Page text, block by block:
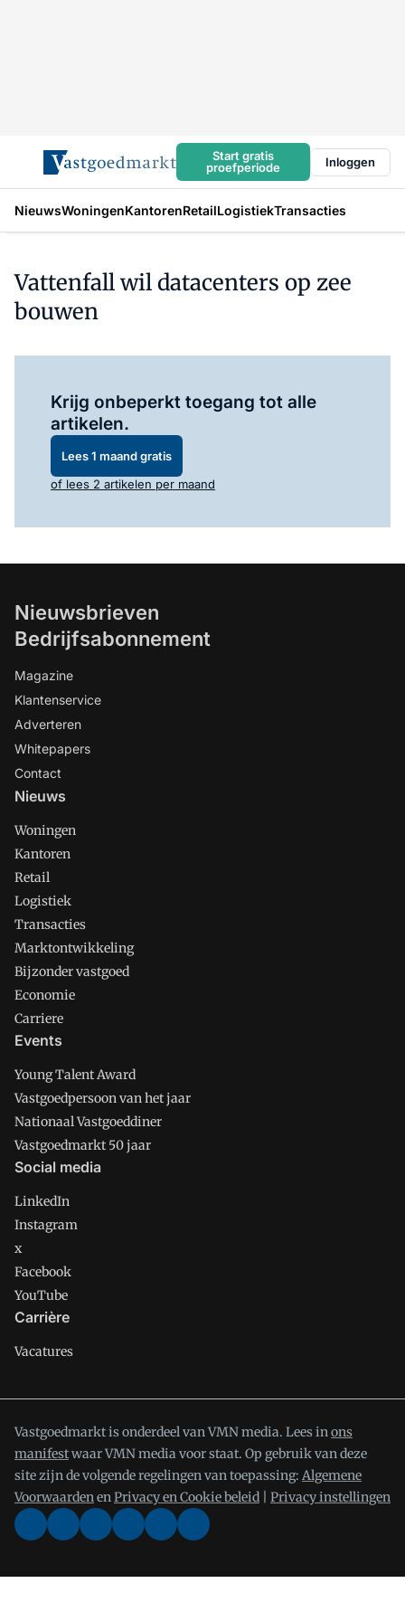
Start gratis
proefperiode
Inloggen
NieuwsWoningenKantorenRetailLogistiekTransacties
Vattenfall wil datacenters op zee
bouwen
Krijg onbeperkt toegang tot alle
artikelen.
Lees 1 maand gratis
of lees 2 artikelen per maand
Nieuwsbrieven
Bedrijfsabonnement
Magazine
Klantenservice
Adverteren
Whitepapers
Contact
Nieuws
Woningen
Kantoren
Retail
Logistiek
Transacties
Marktontwikkeling
Bijzonder vastgoed
Economie
Carriere
Events
Young Talent Award
Vastgoedpersoon van het jaar
Nationaal Vastgoeddiner
Vastgoedmarkt 50 jaar
Social media
LinkedIn
Instagram
x
Facebook
YouTube
Carrière
Vacatures
Vastgoedmarkt is onderdeel van VMN media. Lees inons
manifestwaar VMN media voor staat. Op gebruik van deze
site zijn de volgende regelingen van toepassing: Algemene
VoorwaardenenPrivacy en Cookie beleid Privacy instellingen